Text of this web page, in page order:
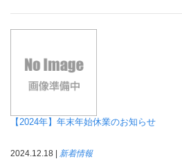
【2024年】年末年始休業のお知らせ
2024.12.18 | 新着情報